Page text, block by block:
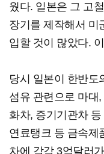
웠다. 일본은 그 고
장기를 제작해서 미
입할 것이 많았다.
당시 일본이 한반도
섬유 관련으로 마대
화차, 증기기관차
연료탱크 등 금속제
차에 각각 3억달러